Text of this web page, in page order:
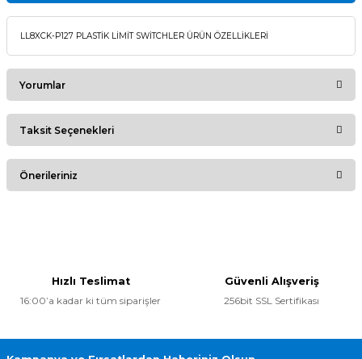
LL8XCK-P127 PLASTİK LİMİT SWİTCHLER ÜRÜN ÖZELLİKLERİ
Yorumlar
Bu ürüne ilk yorumu siz yapın!
Taksit Seçenekleri
Önerileriniz
Hızlı Teslimat
16:00’a kadar ki tüm siparişler
Güvenli Alışveriş
256bit SSL Sertifikası